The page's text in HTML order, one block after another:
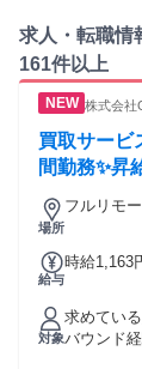
求人・転職情
161件以上
株式会社
買取サービ
間勤務✨昇
場所
フルリモー
給与
時給1,163
対象
求めている
バウンド経験が1年